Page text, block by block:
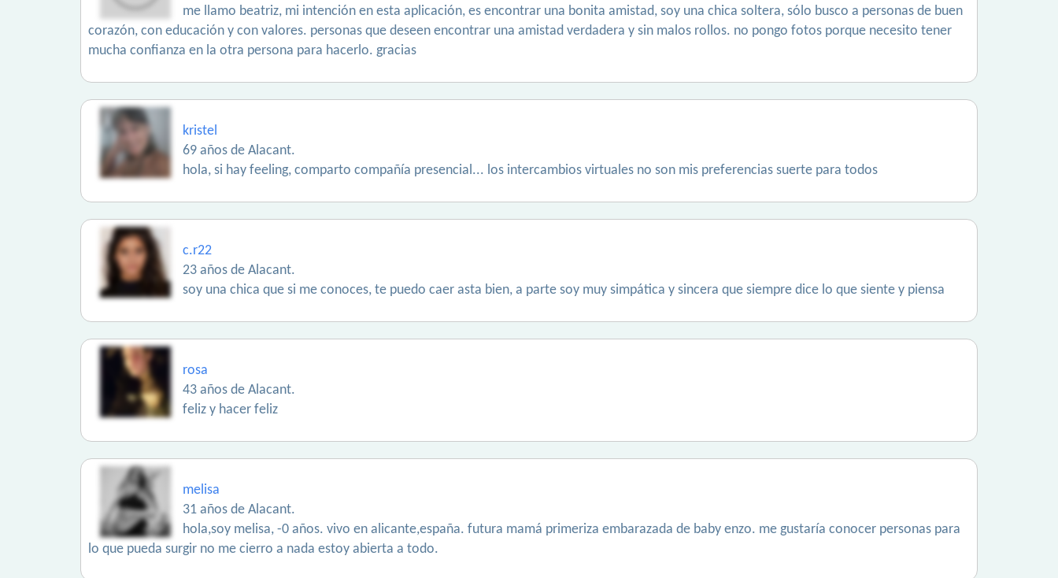
me llamo beatriz, mi intención en esta aplicación, es encontrar una bonita amistad, soy una chica soltera, sólo busco a personas de buen
corazón, con educación y con valores. personas que deseen encontrar una amistad verdadera y sin malos rollos. no pongo fotos porque necesito tener
mucha confianza en la otra persona para hacerlo. gracias
kristel
69 años de Alacant.
hola, si hay feeling, comparto compañía presencial... los intercambios virtuales no son mis preferencias suerte para todos
c.r22
23 años de Alacant.
soy una chica que si me conoces, te puedo caer asta bien, a parte soy muy simpática y sincera que siempre dice lo que siente y piensa
rosa
43 años de Alacant.
feliz y hacer feliz
melisa
31 años de Alacant.
hola,soy melisa, -0 años. vivo en alicante,españa. futura mamá primeriza embarazada de baby enzo. me gustaría conocer personas para
lo que pueda surgir no me cierro a nada estoy abierta a todo.